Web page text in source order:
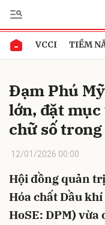
VCCI TIỀM
Đạm Phú
lớn, đặt
chữ số
12/01/2026 00:00
Hội đồng quản
Hóa chất Dầu khí
HoSE: DPM) vừa
Gửi bình luận